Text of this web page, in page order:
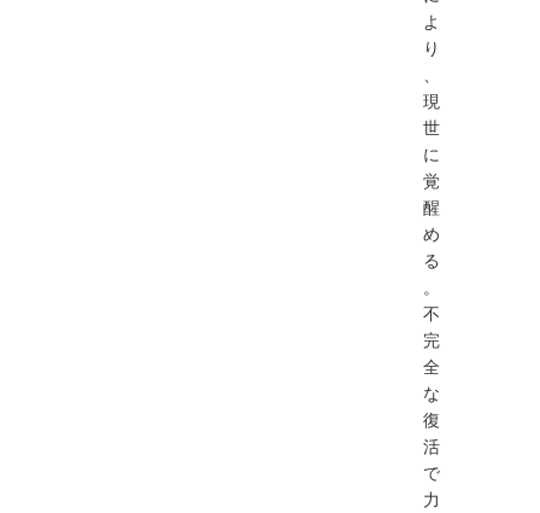
よ
り
、
現
世
に
覚
醒
め
る
。
不
完
全
な
復
活
で
力